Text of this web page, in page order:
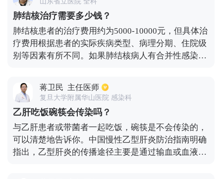
同，价格也不同，所以很难做出具体的价格估计。
肺结核治疗需要多少钱？
肺结核患者的治疗费用约为5000-10000元，但具体治
疗费用根据患者的实际疾病类型、病理分期、住院级
别等因素有所不同。如果肺结核病人有合并性感染或
品费用、住院费用等项目。检测费用主要包括痰结核
菌培养、血检、影像检查等。大约费用是2000-3000
元。药物治疗费用通常由抗结核菌、保肝药物、糖皮
质激素药物等组成。抗结核疗程一般需要持续治疗6
个月以上，费用约3000-4000元。具体治疗费用建议
可咨询主治医生。
蒋卫民 主任医师
复旦大学附属华山医院 感染科
乙肝吃饭碗筷会传染吗？
与乙肝患者或带菌者一起吃饭，碗筷是不会传染的，
可以清楚地告诉你。中国慢性乙型肝炎防治指南明确
指出，乙型肝炎的传播途径主要是通过输血或血液制